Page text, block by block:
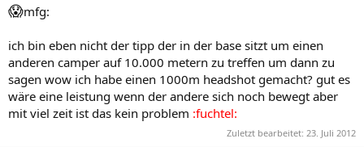
😱mfg:
ich bin eben nicht der tipp der in der base sitzt um einen
anderen camper auf 10.000 metern zu treffen um dann zu
sagen wow ich habe einen 1000m headshot gemacht? gut es
wäre eine leistung wenn der andere sich noch bewegt aber
mit viel zeit ist das kein problem :fuchtel:
Zuletzt bearbeitet: 23. Juli 2012